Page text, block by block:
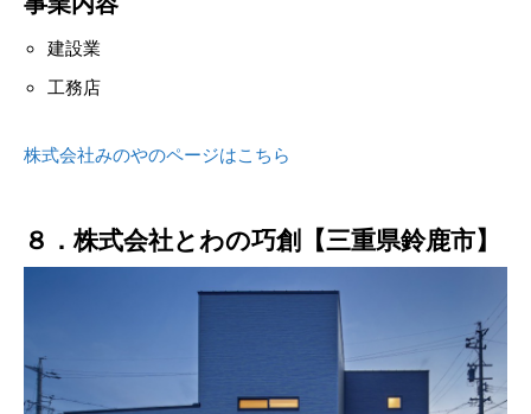
建設業
工務店
株式会社みのやのページはこちら
８．株式会社とわの巧創【三重県鈴鹿市】